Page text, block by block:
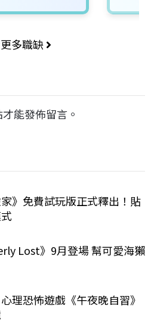
多職缺
能發佈留言。
》免費試玩版正式釋出！貼
Lost》9月登場 幫可愛海獺
理恐怖遊戲《午夜晚自習》